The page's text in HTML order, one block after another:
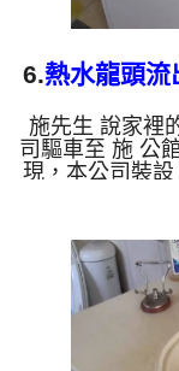
6.熱水龍頭流
施先生 說家裡
司驅車至 施 公
現，本公司裝
水管，等了約
波 模式，一
最後變成了苦
了。 如是自
堆積，洗出來
錳，管壁上會
樣黑，有些洗
生